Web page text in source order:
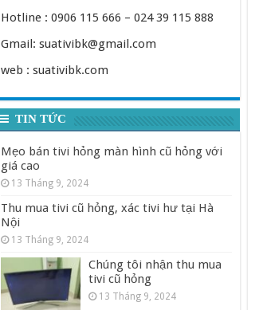
Hotline : 0906 115 666 – 024 39 115 888
Gmail: suativibk@gmail.com
web : suativibk.com
TIN TỨC
Mẹo bán tivi hỏng màn hình cũ hỏng với
giá cao
13 Tháng 9, 2024
Thu mua tivi cũ hỏng, xác tivi hư tại Hà
Nội
13 Tháng 9, 2024
Chúng tôi nhận thu mua
tivi cũ hỏng
13 Tháng 9, 2024